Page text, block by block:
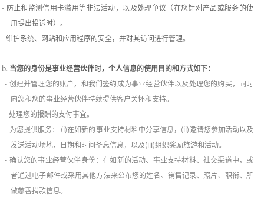
- 防止和监测信用卡滥用等非法活动，以及处理争议（在您针对产品或服务的使
用提出投诉时）。
-维护系统、网站和应用程序的安全，并对其访问进行管理。
b. 当您的身份是事业经营伙伴时，个人信息的使用目的和方式如下：
- 创建并管理您的账户，和我们签约成为事业经营伙伴以及处理您的购买，同时
向您和您的事业经营伙伴持续提供客户关怀和支持。
- 处理您的报酬的支付事宜。
- 为您提供服务： (i)在如新的事业支持材料中分享信息， (ii)邀请您参加活动以及
发送活动场地、日期和时间备忘信息，以及(iii)组织奖励旅游和活动。
- 确认您的事业经营伙伴身份：在如新的活动、事业支持材料、社交渠道中，或
者通过电子邮件或采用其他方法来公布您的姓名、销售记录、照片、职衔、所
做慈善捐款信息。